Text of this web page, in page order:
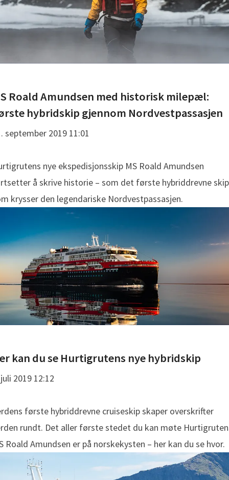
Roald Amundsen med historisk milepæl:
hybridskip gjennom Nordvestpassasjen
september 2019 11:01
nye ekspedisjonsskip MS Roald Amundsen
å skrive historie – som det første hybriddrevne
krysser den legendariske Nordvestpassasjen.
kan du se Hurtigrutens nye hybridskip
2019 12:12
første hybriddrevne cruiseskip skaper overskrifter
rundt. Det aller første stedet du kan møte
Roald Amundsen er på norskekysten – her kan du se hvor.